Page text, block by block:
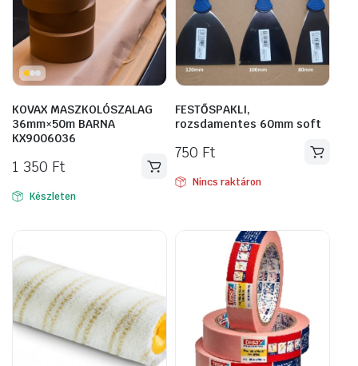
KOVAX MASZKOLÓSZALAG
36mm×50m BARNA
KX9006036
1 350 Ft
Készleten
FESTŐSPAKLI,
rozsdamentes 60mm soft
750 Ft
Nincs raktáron